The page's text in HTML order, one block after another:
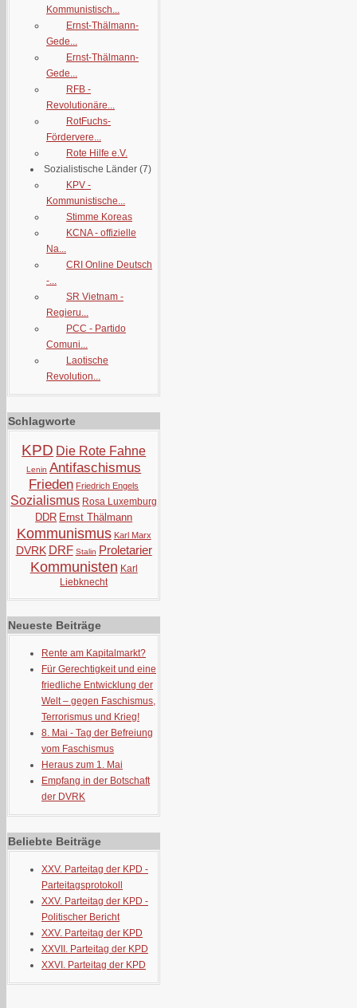
Kommunistisch...
Ernst-Thälmann-
Gede...
Ernst-Thälmann-
Gede...
RFB -
Revolutionäre...
RotFuchs-
Fördervere...
Rote Hilfe e.V.
Sozialistische Länder (7)
KPV -
Kommunistische...
Stimme Koreas
KCNA - offizielle
Na...
CRI Online Deutsch
-...
SR Vietnam -
Regieru...
PCC - Partido
Comuni...
Laotische
Revolution...
Schlagworte
KPD Die Rote Fahne
Lenin Antifaschismus
Frieden Friedrich Engels
Sozialismus Rosa Luxemburg
DDR Ernst Thälmann
Kommunismus Karl Marx
DVRK DRF Stalin Proletarier
Kommunisten Karl
Liebknecht
Neueste Beiträge
Rente am Kapitalmarkt?
Für Gerechtigkeit und eine
friedliche Entwicklung der
Welt – gegen Faschismus,
Terrorismus und Krieg!
8. Mai - Tag der Befreiung
vom Faschismus
Heraus zum 1. Mai
Empfang in der Botschaft
der DVRK
Beliebte Beiträge
XXV. Parteitag der KPD -
Parteitagsprotokoll
XXV. Parteitag der KPD -
Politischer Bericht
XXV. Parteitag der KPD
XXVII. Parteitag der KPD
XXVI. Parteitag der KPD